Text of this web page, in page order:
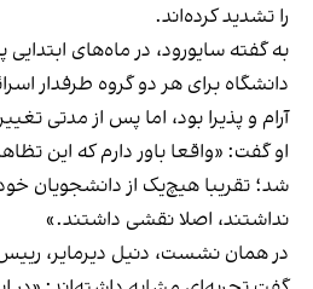
را تشدید کرده‌اند.
به گفته سایورود، در ماه‌های
دانشگاه برای هر دو گروه طرفدار
آرام و پذیرا بود، اما پس از مدتی
او گفت: «واقعا باور دارم که این
شد؛ تقریبا هیچ‌یک از دانشجویان
نداشتند، اصلا نقشی داشتند.»
در همان نشست، دنیل دیرمایر، رییس